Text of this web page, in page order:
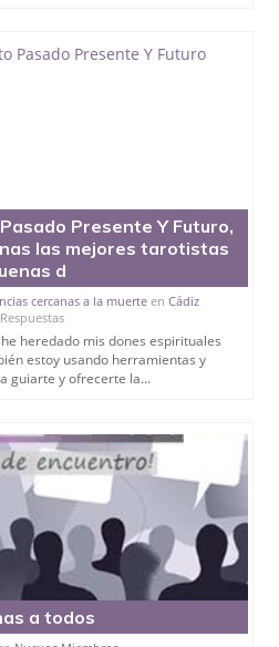
Presente Y Futuro,
las mejores tarotistas
d
cercanas a la muerte enCádiz
heredado mis dones espirituales
estoy usando herramientas y
guiarte y ofrecerte la...
a todos